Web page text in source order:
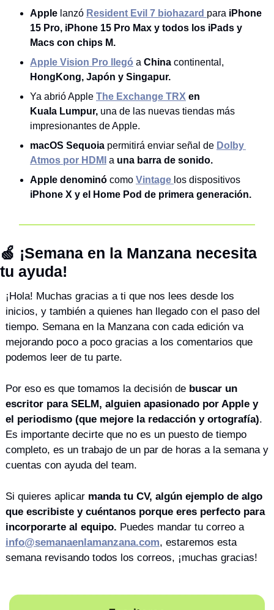
Apple lanzó Resident Evil 7 biohazard para iPhone
15 Pro, iPhone 15 Pro Max y todos los iPads y
Macs con chips M.
Apple Vision Pro llegó a China continental,
HongKong, Japón y Singapur.
Ya abrió Apple The Exchange TRX en
Kuala Lumpur, una de las nuevas tiendas más
impresionantes de Apple.
macOS Sequoia permitirá enviar señal de Dolby
Atmos por HDMI a una barra de sonido.
Apple denominó como Vintage
iPhone X y el Home Pod de primera generación.
🍏 ¡Semana en la Manzana necesita
tu ayuda!
¡Hola! Muchas gracias a ti que nos lees desde los
inicios, y también a quienes han llegado con el paso del
tiempo. Semana en la Manzana con cada edición va
mejorando poco a poco gracias a los comentarios que
podemos leer de tu parte.
Por eso es que tomamos la decisión de buscar un
escritor para SELM, alguien apasionado por Apple y
el periodismo (que mejore la redacción y ortografía).
Es importante decirte que no es un puesto de tiempo
completo, es un trabajo de un par de horas a la semana y
cuentas con ayuda del team.
Si quieres aplicar manda tu CV, algún ejemplo de algo
que escribiste y cuéntanos porque eres perfecto para
incorporarte al equipo.
Puedes mandar tu correo a
info@semanaenlamanzana.com, estaremos esta
semana revisando todos los correos, ¡muchas gracias!